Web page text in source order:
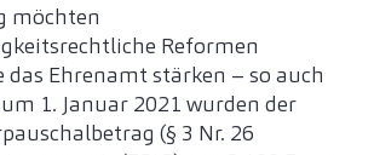
möchten
Reformen
das Ehrenamt stärken – so auch
1. Januar 2021 wurden der
(§ 3 Nr. 26